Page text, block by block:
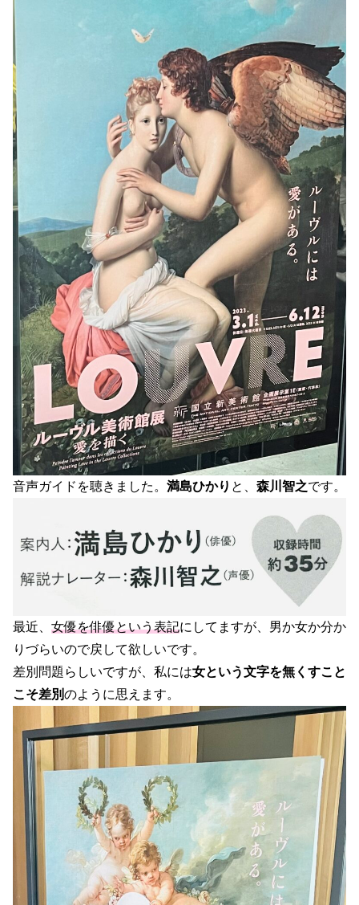
音声ガイドを聴きました。 満島ひかり と、 森川智之です。
最近、 女優を俳優という表記にしてますが、男か女か分か
りづらいので戻して欲しいです。
差別問題らしいですが、私には女という文字を無くすこと
こそ差別のように思えます。